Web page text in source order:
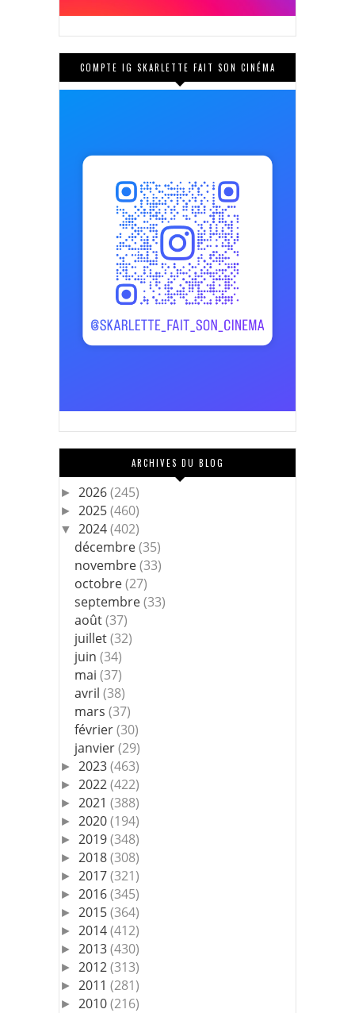
COMPTE IG SKARLETTE FAIT SON CINÉMA
ARCHIVES DU BLOG
► 2026(245)
► 2025(460)
▼ 2024(402)
décembre(35)
novembre(33)
octobre(27)
septembre(33)
août(37)
juillet(32)
juin(34)
mai(37)
avril(38)
mars(37)
février(30)
janvier(29)
► 2023(463)
► 2022(422)
► 2021 (388)
► 2020(194)
► 2019(348)
► 2018(308)
► 2017(321)
► 2016(345)
► 2015(364)
► 2014(412)
► 2013(430)
► 2012(313)
► 2011 (281)
► 2010(216)